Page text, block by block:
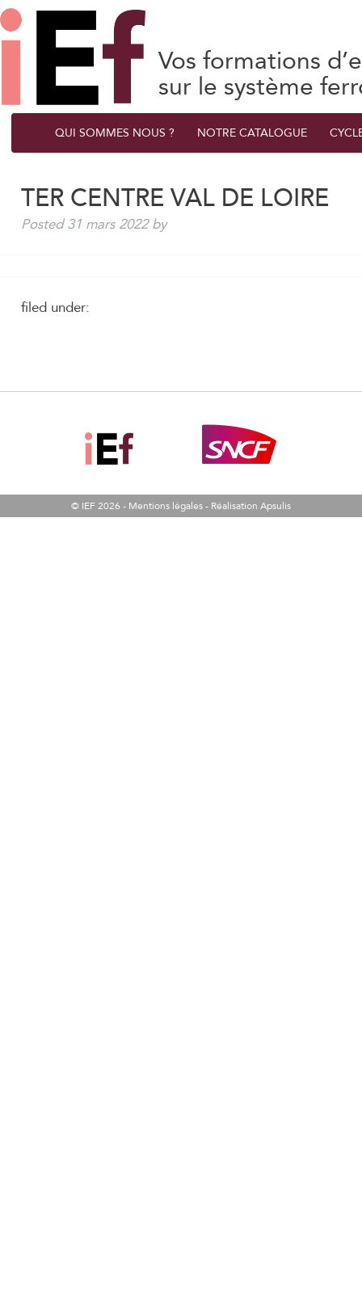
Vos formations
sur le système
QUI SOMMES NOUS ? NOTRE CATALOGUE
TER CENTRE VAL DE LOIRE
Posted31 mars 2022 by
filed under:
© IEF 2026 - Mentions légales- Réalisation Apsulis